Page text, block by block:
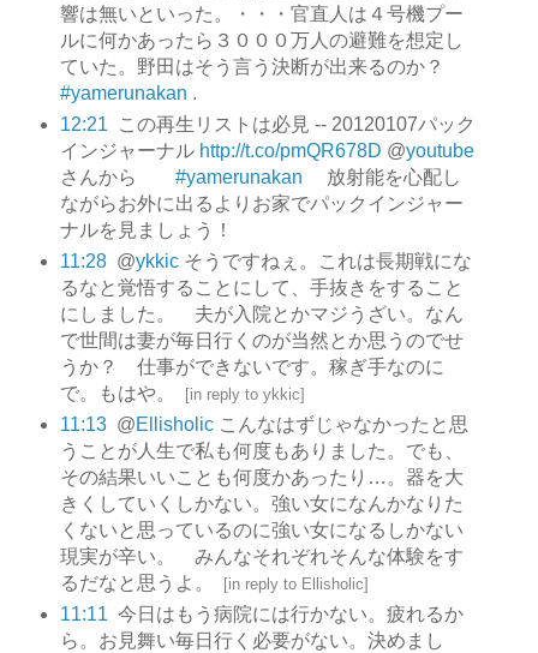
響は無いといった。・・・官直人は４号機プー
ルに何かあったら３０００万人の避難を想定し
ていた。野田はそう言う決断が出来るのか？
#yamerunakan .
12:21
この再生リストは必見 -- 20120107パック
インジャーナル http://t.co/pmQR678D @youtube
さんから #yamerunakan 放射能を心配し
ながらお外に出るよりお家でパックインジャー
ナルを見ましょう！
11:28 @ykkicそうですねぇ。これは長期戦にな
るなと覚悟することにして、手抜きをすること
にしました。 夫が入院とかマジうざい。なん
で世間は妻が毎日行くのが当然とか思うのでせ
うか？ 仕事ができないです。稼ぎ手なのに
で。もはや。
[in reply to ykkic]
11:13 @Ellisholicこんなはずじゃなかったと思
うことが人生で私も何度もありました。でも、
その結果いいことも何度かあったり…。器を大
きくしていくしかない。強い女になんかなりた
くないと思っているのに強い女になるしかない
現実が辛い。 みんなそれぞれそんな体験をす
るだなと思うよ。
[in reply to Ellisholic]
11:11 今日はもう病院には行かない。疲れるか
ら。お見舞い毎日行く必要がない。決めまし